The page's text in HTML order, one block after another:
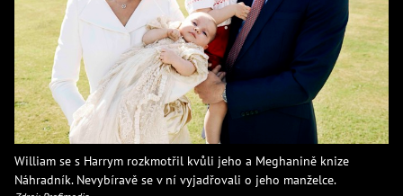
William se s Harrym rozkmotřil kvůli jeho a Meghanině knize
Náhradník. Nevybíravě se v ní vyjadřovali o jeho manželce.